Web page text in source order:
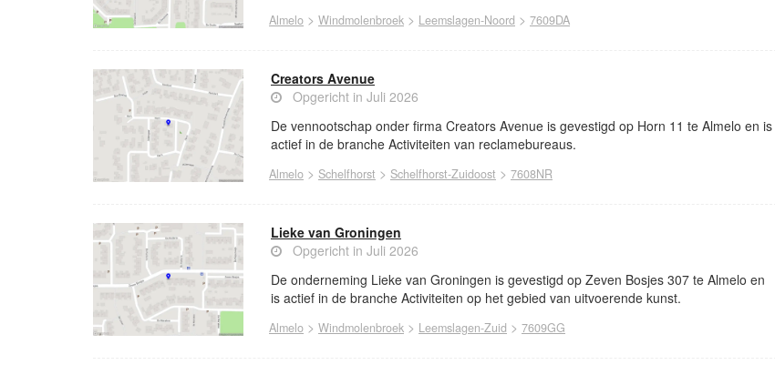
Almelo > Windmolenbroek > Leemslagen-Noord > 7609DA
Creators Avenue
Opgericht in Juli 2026
De vennootschap onder firma Creators Avenue is gevestigd op Horn 11 te Almelo en is
actief in de branche Activiteiten van reclamebureaus.
Almelo > Schelfhorst > Schelfhorst-Zuidoost > 7608NR
Lieke van Groningen
Opgericht in Juli 2026
De onderneming Lieke van Groningen is gevestigd op Zeven Bosjes 307 te Almelo en
is actief in de branche Activiteiten op het gebied van uitvoerende kunst.
Almelo > Windmolenbroek > Leemslagen-Zuid > 7609GG